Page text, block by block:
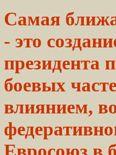
Самая
- это
президента
боевых
влиянием,
Евросоюз в